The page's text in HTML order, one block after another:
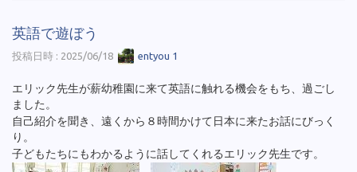
英語で遊ぼう
投稿日時 : 2025/06/18 entyou 1
エリック先生が薪幼稚園に来て英語に触れる機会をもち、過ごし
ました。
自己紹介を聞き、遠くから８時間かけて日本に来たお話にびっく
り。
子どもたちにもわかるように話してくれるエリック先生です。